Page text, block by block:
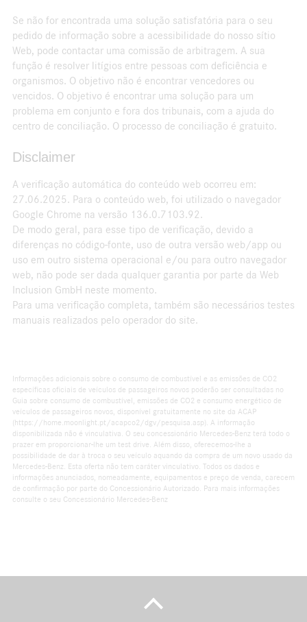
Se não for encontrada uma solução satisfatória para o seu
pedido de informação sobre a acessibilidade do nosso sítio
Web, pode contactar uma comissão de arbitragem. A sua
função é resolver litígios entre pessoas com deficiência e
organismos. O objetivo não é encontrar vencedores ou
vencidos. O objetivo é encontrar uma solução para um
problema em conjunto e fora dos tribunais, com a ajuda do
centro de conciliação. O processo de conciliação é gratuito.
Disclaimer
A verificação automática do conteúdo web ocorreu em:
27.06.2025. Para o conteúdo web, foi utilizado o navegador
Google Chrome na versão 136.0.7103.92.
De modo geral, para esse tipo de verificação, devido a
diferenças no código-fonte, uso de outra versão web/app ou
uso em outro sistema operacional e/ou para outro navegador
web, não pode ser dada qualquer garantia por parte da Web
Inclusion GmbH neste momento.
Para uma verificação completa, também são necessários testes
manuais realizados pelo operador do site.
Informações adicionais sobre o consumo de combustível e as emissões de CO2
específicas oficiais de veículos de passageiros novos poderão ser consultadas no
Guia sobre consumo de combustível, emissões de CO2 e consumo energético de
veículos de passageiros novos, disponível gratuitamente no site da ACAP
(https://home.moonlight.pt/acapco2/dgv/pesquisa.asp). A informação
disponibilizada não é vinculativa. O seu concessionário Mercedes-Benz terá todo o
prazer em proporcionar-lhe um test drive. Além disso, oferecemos-lhe a
possibilidade de dar à troca o seu veículo aquando da compra de um novo usado da
Mercedes-Benz. Esta oferta não tem caráter vinculativo. Todos os dados e
informações anunciados, nomeadamente, equipamentos e preço de venda, carecem
de confirmação por parte do Concessionário Autorizado. Para mais informações
consulte o seu Concessionário Mercedes-Benz